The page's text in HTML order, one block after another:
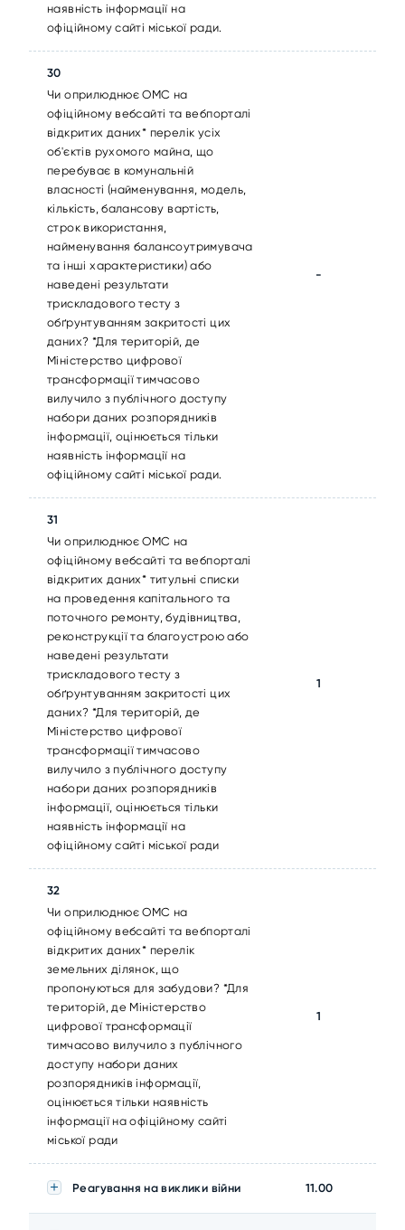
наявність інформації на
офіційному сайті міської ради.
30
Чи оприлюднює ОМС на
офіційному вебсайті та вебпорталі
відкритих даних* перелік усіх
об'єктів рухомого майна, що
перебуває в комунальній
власності (найменування, модель,
кількість, балансову вартість,
строк використання,
найменування балансоутримувача
та інші характеристики) або
наведені результати
трискладового тесту з
обґрунтуванням закритості цих
даних? *Для територій, де
Міністерство цифрової
трансформації тимчасово
вилучило з публічного доступу
набори даних розпорядників
інформації, оцінюється тільки
наявність інформації на
офіційному сайті міської ради.
-
31
Чи оприлюднює ОМС на
офіційному вебсайті та вебпорталі
відкритих даних* титульні списки
на проведення капітального та
поточного ремонту, будівництва,
реконструкції та благоустрою або
наведені результати
трискладового тесту з
обґрунтуванням закритості цих
даних? *Для територій, де
Міністерство цифрової
трансформації тимчасово
вилучило з публічного доступу
набори даних розпорядників
інформації, оцінюється тільки
наявність інформації на
офіційному сайті міської ради
1
32
Чи оприлюднює ОМС на
офіційному вебсайті та вебпорталі
відкритих даних* перелік
земельних ділянок, що
пропонуються для забудови? *Для
територій, де Міністерство
цифрової трансформації
тимчасово вилучило з публічного
доступу набори даних
розпорядників інформації,
оцінюється тільки наявність
інформації на офіційному сайті
міської ради
1
Реагування на виклики війни 11.00